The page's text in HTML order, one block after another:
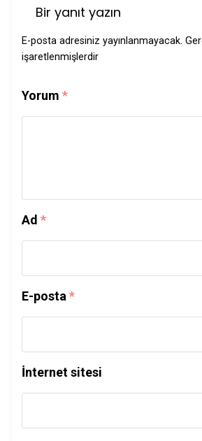
Bir yanıt yazın
E-posta adresiniz yayınlanmayacak.
işaretlenmişlerdir
Yorum *
Ad *
E-posta *
İnternet sitesi